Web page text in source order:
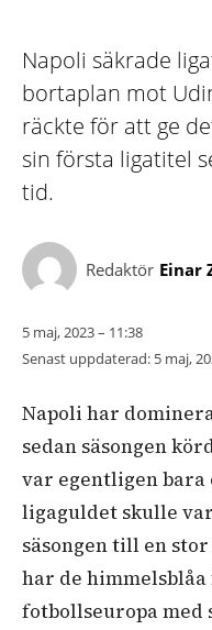
Napoli säkrade
bortaplan mot
räckte för att ge
sin första ligatitel
tid.
Redaktör Einar
5 maj, 2023 – 11:38
Senast uppdaterad: 5 maj,
Napoli har
sedan säsongen
var egentligen
ligaguldet skulle
säsongen till en
har de
fotbollseuropa med